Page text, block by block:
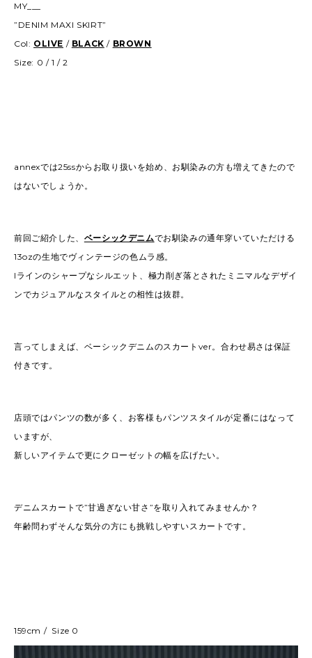
MY___
”DENIM MAXI SKIRT”
Col: OLIVE / BLACK / BROWN
Size: 0 / 1 / 2
annexでは25ssからお取り扱いを始め、お馴染みの方も増えてきたので
はないでしょうか。
前回ご紹介した、 ベーシックデニムでお馴染みの通年穿いていただける
13ozの生地でヴィンテージの色ムラ感。
Iラインのシャープなシルエット、極力削ぎ落とされたミニマルなデザイ
ンでカジュアルなスタイルとの相性は抜群。
言ってしまえば、ベーシックデニムのスカートver。合わせ易さは保証
付きです。
店頭ではパンツの数が多く、お客様もパンツスタイルが定番にはなって
いますが、
新しいアイテムで更にクローゼットの幅を広げたい。
デニムスカートで”甘過ぎない甘さ”を取り入れてみませんか？
年齢問わずそんな気分の方にも挑戦しやすいスカートです。
159cm / Size 0